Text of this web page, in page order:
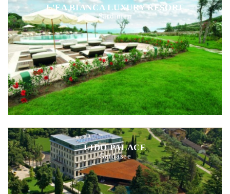
L'EA BIANCA LUXURY RESORT
Sardinien
LIDO PALACE
Gardasee